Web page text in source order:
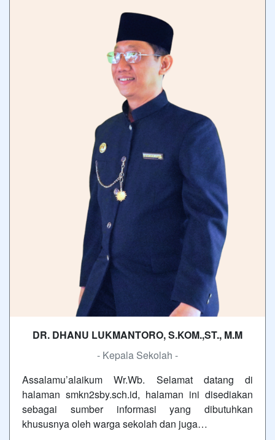
DR. DHANU LUKMANTORO, S.KOM.,ST., M.M
- Kepala Sekolah -
Assalamu’alaikum Wr.Wb. Selamat datang di
halaman smkn2sby.sch.id, halaman ini disediakan
sebagai sumber informasi yang dibutuhkan
khususnya oleh warga sekolah dan juga…